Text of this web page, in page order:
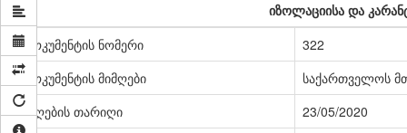
იზოლაციისა და
დოკუმენტის ნომერი
322
დოკუმენტის მიმღები
საქართველოს
მიღების თარიღი
23/05/2020